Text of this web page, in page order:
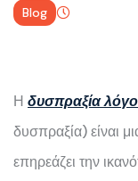
Blog
Η δυσπραξία
δυσπραξία) είναι
επηρεάζει την